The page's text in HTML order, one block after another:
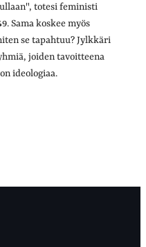
totesi feministi
Sama koskee myös
se tapahtuu? Jylkkäri
joiden tavoitteena
ideologiaa.